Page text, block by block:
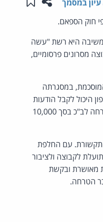
עיון במסמך
חוק הספאם.
היא רשת "עשה
מסרונים פרסומיים,
במסגרתה
היכול לקבל הודעות
הסרה במסרון חוזר. עוד הסכימו הצדדים כי המשיבה תשלם למבקש גמול בסך 3,000 ש"ח ושכר-טרחה לב"כ בסך 10,000
עילה לכאורה להפרת הוראות סעיף 30א לחוק התקשורת. עם החלפת
לקבוצה ולציבור
מאושרת ובקשת
הטרחה.